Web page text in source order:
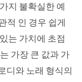
지 불확실한 예
적 인 경우 쉽게
는 가치에 초점
가장 큰 값과 가
디와 노래 형식의